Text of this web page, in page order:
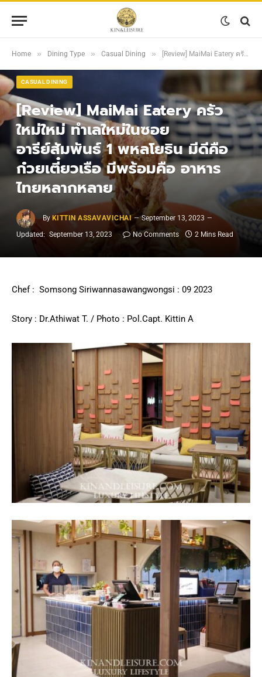
Home » Dining Type » Casual Dining » [Review] MaiMai Eatery ครัวใหม่ใหม่ ทำเลใหม่ในซอยอารีย์สัมพันธ์ 1 พหลโยธิน มีดีคือ ก๋วยเตี๋ยวเรือ มีพร้อมคือ อาหารไทยหลากหลาย
CASUAL DINING
[Review] MaiMai Eatery ครัว
ใหม่ใหม่ ทำเลใหม่ในซอย
อารีย์สัมพันธ์ 1 พหลโยธิน มีดีคือ
ก๋วยเตี๋ยวเรือ มีพร้อมคือ อาหาร
ไทยหลากหลาย
By KITTIN ASSAVAVICHAI
September 13, 2023
Updated: September 13, 2023 No Comments 2 Mins Read
Chef : Somsong Siriwannasawangwongsi : 09 2023
Story : Dr.Athiwat T. / Photo : Pol.Capt. Kittin A